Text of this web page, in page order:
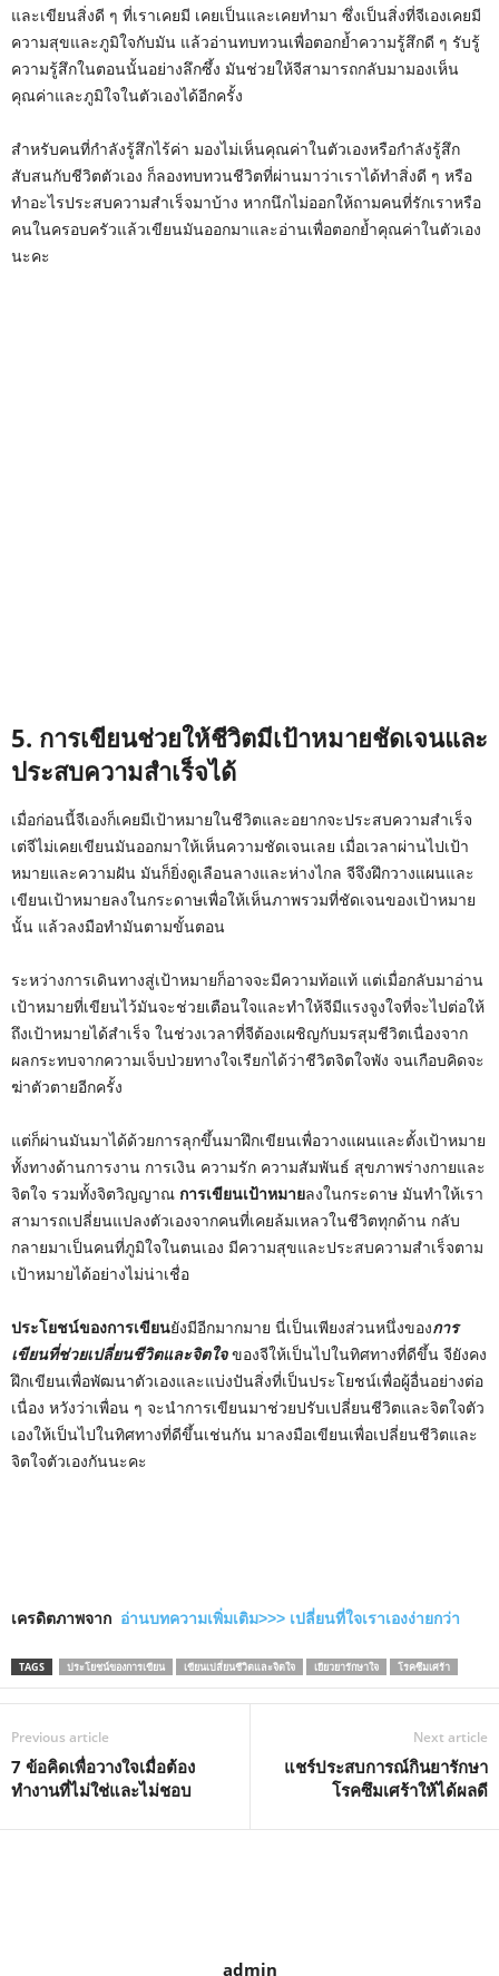
และเขียนสิ่งดี ๆ ที่เราเคยมี เคยเป็นและเคยทำมา ซึ่งเป็นสิ่งที่จีเองเคยมี
ความสุขและภูมิใจกับมัน แล้วอ่านทบทวนเพื่อตอกย้ำความรู้สึกดี ๆ รับรู้
ความรู้สึกในตอนนั้นอย่างลึกซึ้ง มันช่วยให้จีสามารถกลับมามองเห็น
คุณค่าและภูมิใจในตัวเองได้อีกครั้ง
สำหรับคนที่กำลังรู้สึกไร้ค่า มองไม่เห็นคุณค่าในตัวเองหรือกำลังรู้สึก
สับสนกับชีวิตตัวเอง ก็ลองทบทวนชีวิตที่ผ่านมาว่าเราได้ทำสิ่งดี ๆ หรือ
ทำอะไรประสบความสำเร็จมาบ้าง หากนึกไม่ออกให้ถามคนที่รักเราหรือ
คนในครอบครัวแล้วเขียนมันออกมาและอ่านเพื่อตอกย้ำคุณค่าในตัวเอง
นะคะ
5. การเขียนช่วยให้ชีวิตมีเป้าหมายชัดเจนและ
ประสบความสำเร็จได้
เมื่อก่อนนี้จีเองก็เคยมีเป้าหมายในชีวิตและอยากจะประสบความสำเร็จ
เต่จีไม่เคยเขียนมันออกมาให้เห็นความชัดเจนเลย เมื่อเวลาผ่านไปเป้า
หมายและความฝัน มันก็ยิ่งดูเลือนลางและห่างไกล จีจึงฝึกวางแผนและ
เขียนเป้าหมายลงในกระดาษเพื่อให้เห็นภาพรวมที่ชัดเจนของเป้าหมาย
นั้น แล้วลงมือทำมันตามขั้นตอน
ระหว่างการเดินทางสู่เป้าหมายก็อาจจะมีความท้อแท้ แต่เมื่อกลับมาอ่าน
เป้าหมายที่เขียนไว้มันจะช่วยเตือนใจและทำให้จีมีแรงจูงใจที่จะไปต่อให้
ถึงเป้าหมายได้สำเร็จ ในช่วงเวลาที่จีต้องเผชิญกับมรสุมชีวิตเนื่องจาก
ผลกระทบจากความเจ็บป่วยทางใจเรียกได้ว่าชีวิตจิตใจพัง จนเกือบคิดจะ
ฆ่าตัวตายอีกครั้ง
แต่ก็ผ่านมันมาได้ด้วยการลุกขึ้นมาฝึกเขียนเพื่อวางแผนและตั้งเป้าหมาย
ทั้งทางด้านการงาน การเงิน ความรัก ความสัมพันธ์ สุขภาพร่างกายและ
จิตใจ รวมทั้งจิตวิญญาณ การเขียนเป้าหมายลงในกระดาษ มันทำให้เรา
สามารถเปลี่ยนแปลงตัวเองจากคนที่เคยล้มเหลวในชีวิตทุกด้าน กลับ
กลายมาเป็นคนที่ภูมิใจในตนเอง มีความสุขและประสบความสำเร็จตาม
เป้าหมายได้อย่างไม่น่าเชื่อ
ประโยชน์ของการเขียนยังมีอีกมากมาย นี่เป็นเพียงส่วนหนึ่งของการ
เขียนที่ช่วยเปลี่ยนชีวิตและจิตใจของจีให้เป็นไปในทิศทางที่ดีขึ้น จียังคง
ฝึกเขียนเพื่อพัฒนาตัวเองและแบ่งปันสิ่งที่เป็นประโยชน์เพื่อผู้อื่นอย่างต่อ
เนื่อง หวังว่าเพื่อน ๆ จะนำการเขียนมาช่วยปรับเปลี่ยนชีวิตและจิตใจตัว
เองให้เป็นไปในทิศทางที่ดีขึ้นเช่นกัน มาลงมือเขียนเพื่อเปลี่ยนชีวิตและ
จิตใจตัวเองกันนะคะ
เครดิตภาพจาก อ่านบทความเพิ่มเติม>>> เปลี่ยนที่ใจเราเองง่ายกว่า
TAGS ประโยชน์ของการเขียน เขียนเปลี่ยนชีวิตและจิตใจ เยียวยารักษาใจ โรคซึมเศร้า
Previous article
7 ข้อคิดเพื่อวางใจเมื่อต้อง
ทำงานที่ไม่ใช่และไม่ชอบ
Next article
แชร์ประสบการณ์กินยารักษา
โรคซึมเศร้าให้ได้ผลดี
admin